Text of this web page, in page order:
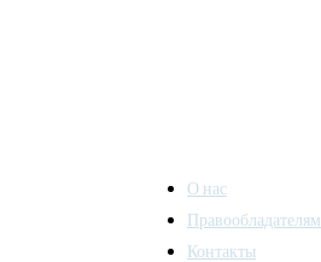
О нас
Правообладателям
Контакты